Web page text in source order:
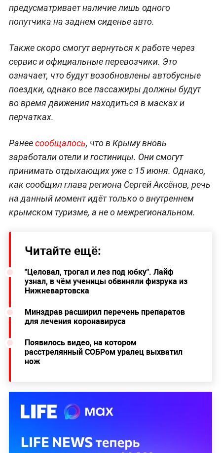
предусматривает наличие лишь одного
попутчика на заднем сиденье авто.
Также скоро смогут вернуться к работе через
сервис и официальные перевозчики. Это
означает, что будут возобновлены автобусные
поездки, однако все пассажиры должны будут
во время движения находиться в масках и
перчатках.
Ранеесообщалось, что в Крыму вновь
заработали отели и гостиницы. Они смогут
принимать отдыхающих уже с 15 июня. Однако,
как сообщил глава региона Сергей Аксёнов, речь
на данный момент идёт только о внутреннем
крымском туризме, а не о межрегиональном.
Читайте ещё:
"Целовал, трогал и лез под юбку". Лайф
узнал, в чём ученицы обвиняли физрука из
Нижневартовска
Минздрав расширил перечень препаратов
для лечения коронавируса
Появилось видео, на котором
расстрелянный СОБРом уралец выхватил
нож